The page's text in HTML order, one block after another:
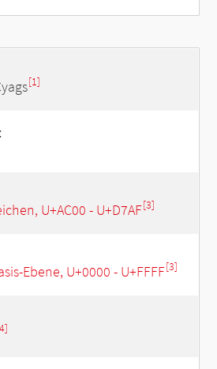
[1]
U+AC00 - U+D7AF[3]
Ebene, U+0000 - U+FFFF[3]